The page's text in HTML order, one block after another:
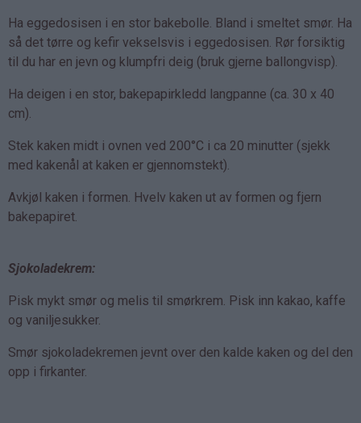
Ha eggedosisen i en stor bakebolle. Bland i smeltet smør. Ha
så det tørre og kefir vekselsvis i eggedosisen. Rør forsiktig
til du har en jevn og klumpfri deig (bruk gjerne ballongvisp).
Ha deigen i en stor, bakepapirkledd langpanne (ca. 30 x 40
cm).
Stek kaken midt i ovnen ved 200°C i ca 20 minutter (sjekk
med kakenål at kaken er gjennomstekt).
Avkjøl kaken i formen. Hvelv kaken ut av formen og fjern
bakepapiret.
Sjokoladekrem:
Pisk mykt smør og melis til smørkrem. Pisk inn kakao, kaffe
og vaniljesukker.
Smør sjokoladekremen jevnt over den kalde kaken og del den
opp i firkanter.